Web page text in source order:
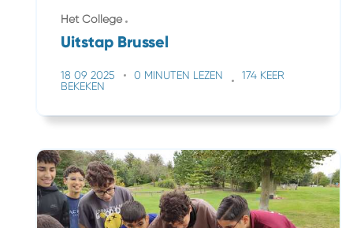
Het College
Uitstap Brussel
18 09 2025 0 MINUTEN LEZEN
174 KEER
BEKEKEN